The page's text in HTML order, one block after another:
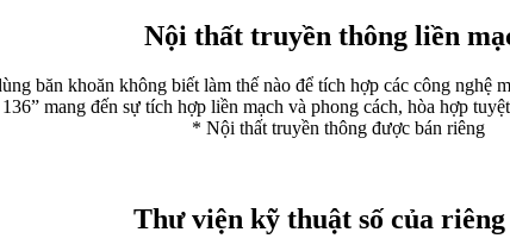
Nội thất truyền thông liền
băn khoăn không biết làm thế nào để tích hợp các công
mang đến sự tích hợp liền mạch và phong cách, hòa hợp
* Nội thất truyền thông được bán riêng
Thư viện kỹ thuật số của